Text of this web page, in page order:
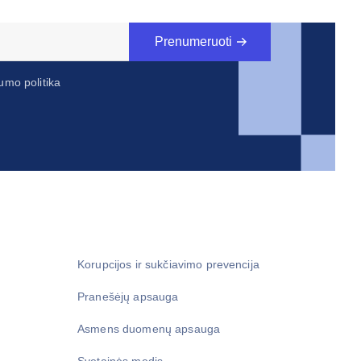
politika
Prenumeruoti
Korupcijos ir sukčiavimo prevencija
Pranešėjų apsauga
Asmens duomenų apsauga